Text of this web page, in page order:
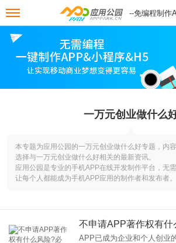
--免编程制作
一万元创业做什么
本专题为应用公园的一万元创业做什么好专题，内
选择与一万元创业做什么好相关的最新资讯。
应用公园是专业的手机APP在线开发制作平台，无
让每个人都能成为手机APP应用的制作者和发布者。
APP已成为企业和个人创业